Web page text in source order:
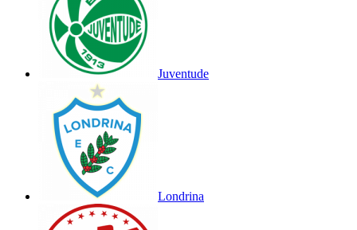
Juventude
Londrina